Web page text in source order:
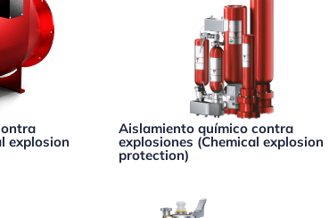
explosion
Aislamiento químico contra
explosiones (Chemical explosion
protection)